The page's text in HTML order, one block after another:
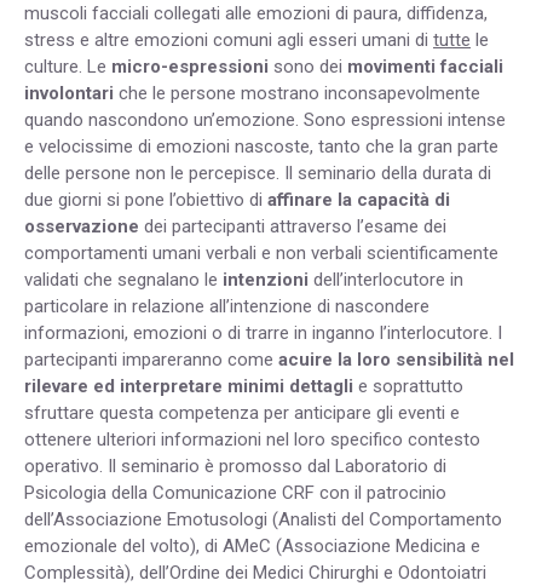
muscoli facciali collegati alle emozioni di paura, diffidenza,
stress e altre emozioni comuni agli esseri umani di tutte le
culture. Le micro-espressioni sono dei movimenti facciali
involontari che le persone mostrano inconsapevolmente
quando nascondono un’emozione. Sono espressioni intense
e velocissime di emozioni nascoste, tanto che la gran parte
delle persone non le percepisce. Il seminario della durata di
due giorni si pone l’obiettivo di affinare la capacità di
osservazione dei partecipanti attraverso l’esame dei
comportamenti umani verbali e non verbali scientificamente
validati che segnalano le intenzioni dell’interlocutore in
particolare in relazione all’intenzione di nascondere
informazioni, emozioni o di trarre in inganno l’interlocutore. I
partecipanti impareranno come acuire la loro sensibilità nel
rilevare ed interpretare minimi dettagli e soprattutto
sfruttare questa competenza per anticipare gli eventi e
ottenere ulteriori informazioni nel loro specifico contesto
operativo. Il seminario è promosso dal Laboratorio di
Psicologia della Comunicazione CRF con il patrocinio
dell’Associazione Emotusologi (Analisti del Comportamento
emozionale del volto), di AMeC (Associazione Medicina e
Complessità), dell’Ordine dei Medici Chirurghi e Odontoiatri